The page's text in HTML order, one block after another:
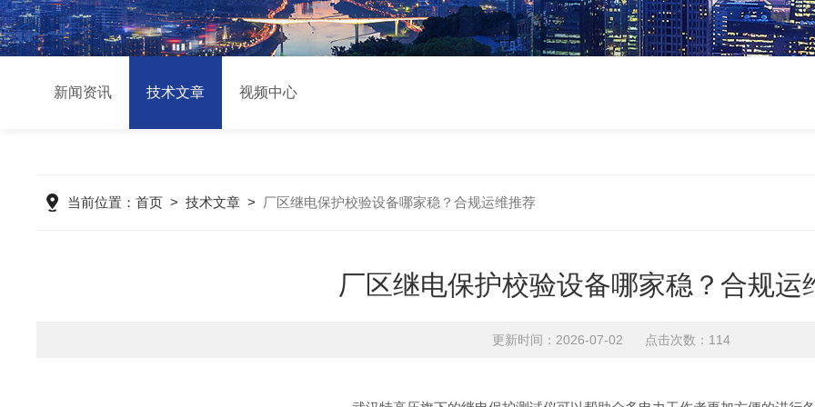
新闻资讯 技术文章 视频中心
当前位置：首页 >技术文章 > 厂区继电保护校验设备哪家稳？合规运维推荐
厂区继电保护校验设备哪家稳？合规运
更新时间：2026-07-02 点击次数：114